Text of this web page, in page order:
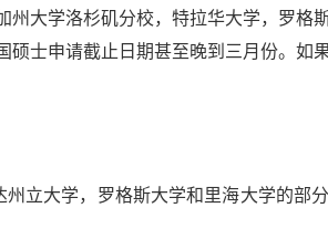
大学洛杉矶分校，特拉华大学，罗格
士申请截止日期甚至晚到三月份。如
立大学，罗格斯大学和里海大学的部